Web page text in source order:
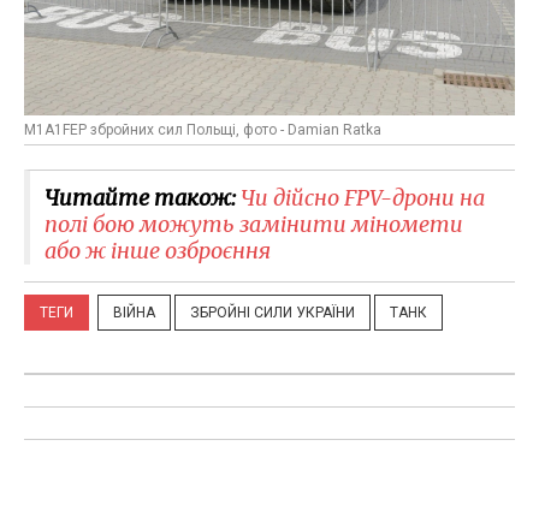
M1A1FEP збройних сил Польщі, фото - Damian Ratka
Читайте також:Чи дійсно FPV-дрони на
полі бою можуть замінити міномети
або ж інше озброєння
ТЕГИ ВІЙНА ЗБРОЙНІ СИЛИ УКРАЇНИ ТАНК